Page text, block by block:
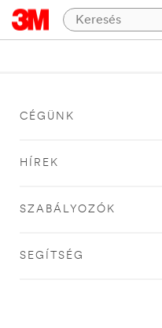
CÉGÜNK
HÍREK
SZABÁLYOZÓK
SEGÍTSÉG